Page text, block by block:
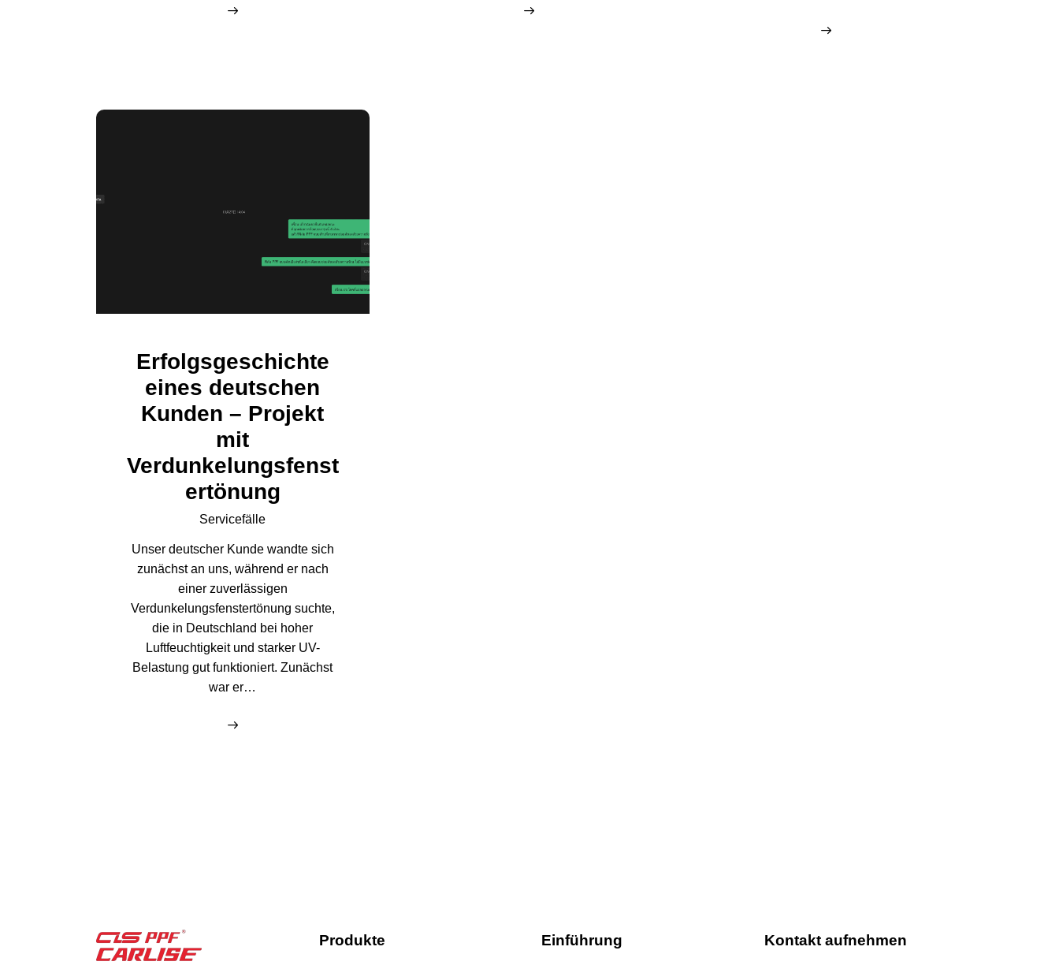
Erfolgsgeschichte
eines deutschen
Kunden – Projekt
mit
Verdunkelungsfenst
ertönung
Servicefälle
Unser deutscher Kunde wandte sich
zunächst an uns, während er nach
einer zuverlässigen
Verdunkelungsfenstertönung suchte,
die in Deutschland bei hoher
Luftfeuchtigkeit und starker UV-
Belastung gut funktioniert. Zunächst
war er…
Produkte Einführung Kontakt aufnehmen